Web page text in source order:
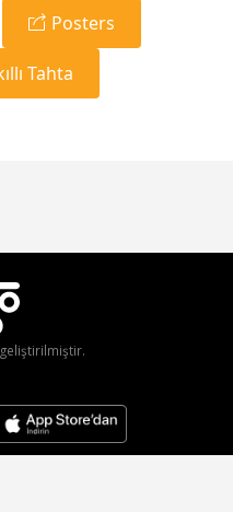
Posters
Tahta